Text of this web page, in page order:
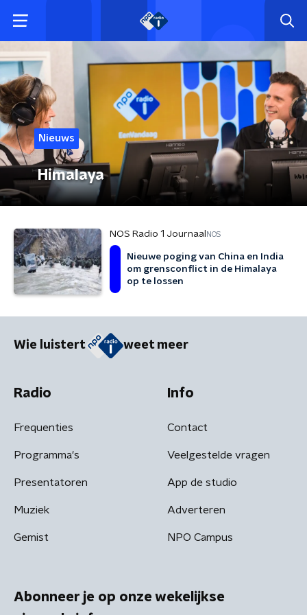
Nieuws
Himalaya
NOS Radio 1 Journaal NOS
Nieuwe poging van China en India
om grensconflict in de Himalaya
op te lossen
Wie luistert weet meer
Radio
Frequenties
Programma's
Presentatoren
Muziek
Gemist
Info
Contact
Veelgestelde vragen
App de studio
Adverteren
NPO Campus
Abonneer je op onze wekelijkse